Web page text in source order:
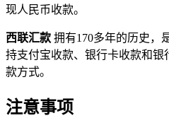
现人民币收款。
西联汇款 拥有170多年的历史，
持支付宝收款、银行卡收款和
款方式。
注意事项